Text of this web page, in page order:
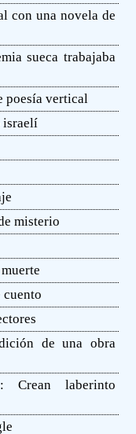
con una novela de
sueca trabajaba
poesía vertical
israelí
misterio
cuento
de una obra
Crean laberinto